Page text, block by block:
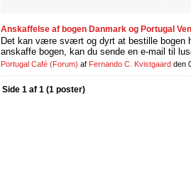
Anskaffelse af bogen Danmark og Portugal
Det kan være svært og dyrt at bestille bogen
anskaffe bogen, kan du sende en e-mail til
Portugal Café (Forum) af Fernando C. Kvistgaard den
Side 1 af 1 (1 poster)